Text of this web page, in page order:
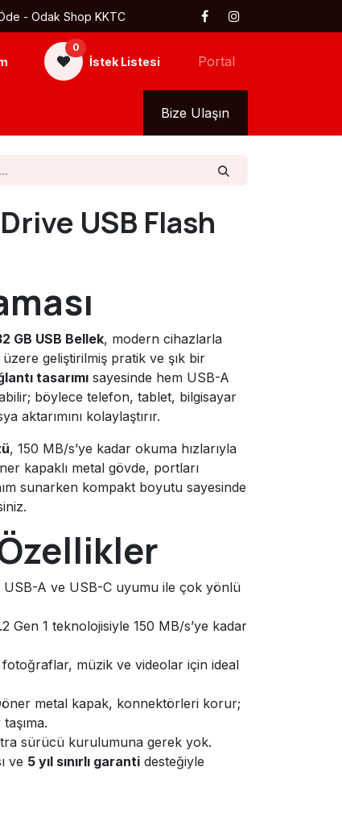
Öde - Odak Shop KKTC
0
İstek Listesi Portal
Bize Ulaşın
USB Flash
GB USB Bellek, modern cihazlarla
geliştirilmiş pratik ve şık bir
tasarımı sayesinde hem USB-A
böylece telefon, tablet, bilgisayar
aktarımını kolaylaştırır.
, 150 MB/s’ye kadar okuma hızlarıyla
kapaklı metal gövde, portları
sunarken kompakt boyutu sayesinde
USB-A ve USB-C uyumu ile çok yönlü
Gen 1 teknolojisiyle 150 MB/s’ye kadar
fotoğraflar, müzik ve videolar için ideal
metal kapak, konnektörleri korur;
sürücü kurulumuna gerek yok.
ve 5 yıl sınırlı garanti desteğiyle